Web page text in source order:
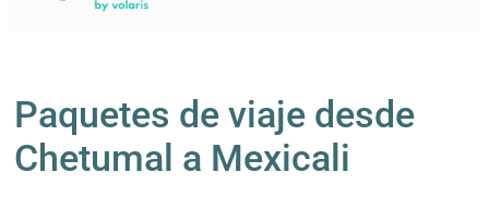
Paquetes de viaje desde
Chetumal a Mexicali